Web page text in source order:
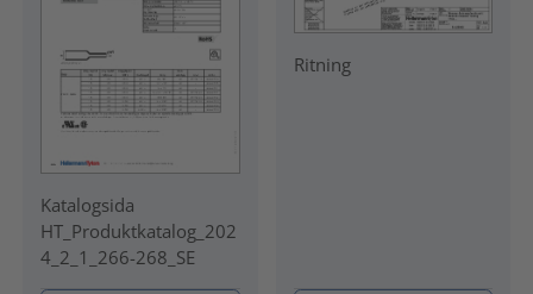
Katalogsida
HT_Produktkatalog_202
4_2_1_266-268_SE
Ritning